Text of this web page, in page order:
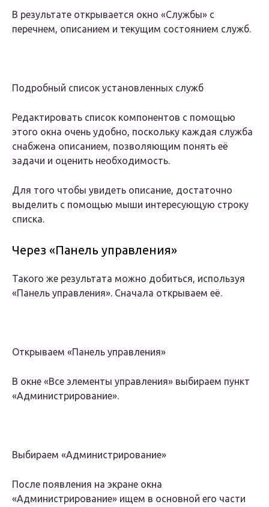
В результате открывается окно «Службы» с
перечнем, описанием и текущим состоянием служб.
Подробный список установленных служб
Редактировать список компонентов с помощью
этого окна очень удобно, поскольку каждая служба
снабжена описанием, позволяющим понять её
задачи и оценить необходимость.
Для того чтобы увидеть описание, достаточно
выделить с помощью мыши интересующую строку
списка.
Через «Панель управления»
Такого же результата можно добиться, используя
«Панель управления». Сначала открываем её.
Открываем «Панель управления»
В окне «Все элементы управления» выбираем пункт
«Администрирование».
Выбираем «Администрирование»
После появления на экране окна
«Администрирование» ищем в основной его части